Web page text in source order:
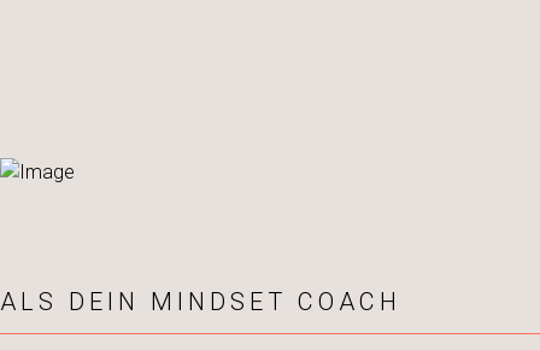
ALS DEIN MINDSET COACH